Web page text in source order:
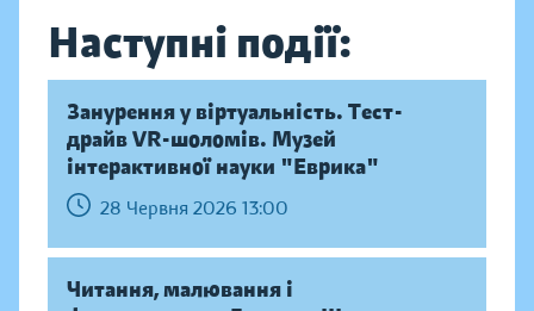
Наступні події:
Занурення у віртуальність. Тест-
драйв VR-шоломів. Музей
інтерактивної науки "Еврика"
28 Червня 2026 13:00
Читання, малювання і